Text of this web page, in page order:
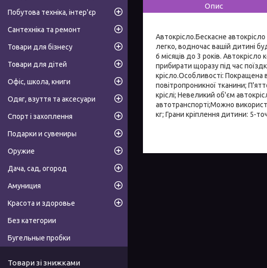
Опис
Автокрісло.Бескасне
легко, водночас вашій дитині
6 місяців до 3 років.
прибирати щоразу під час
крісло.Особливості: Покращена
повітропроникної тканини;
кріслі; Невеликий об'єм
автотранспорті;Можно
кг; Грани кріплення дитини: 5-
Побутова техніка, інтер'єр
Сантехніка та ремонт
Товари для бізнесу
Товари для дітей
Офіс, школа, книги
Одяг, взуття та аксесуари
Спорт і захоплення
Подарки и сувениры
Оружие
Дача, сад, огород
Амуниция
Красота и здоровье
Без категории
Бугельные пробки
Товари зі знижками